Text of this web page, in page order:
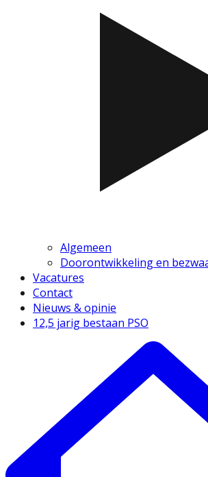
Algemeen
Doorontwikkeling en
Vacatures
Contact
Nieuws & opinie
12,5 jarig bestaan PSO